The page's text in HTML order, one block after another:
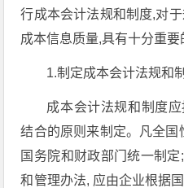
行成本会计法规和制度,对
成本信息质量,具有十分重要
1.制定成本会计法规和
成本会计法规和制度
结合的原则来制定。凡全国
国务院和财政部门统一制
和管理办法, 应由企业根据